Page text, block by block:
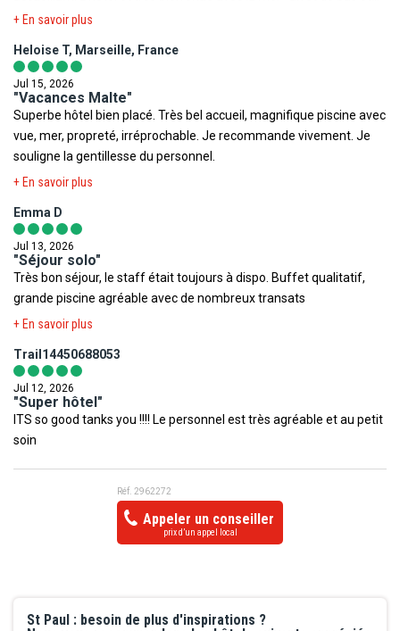
prochain séjour à Malte.
restaurants à côté . Nous vous recommandons cette hôtel à 100%
+ En savoir plus
Heloise T, Marseille, France
Jul 15, 2026
"Vacances Malte"
Superbe hôtel bien placé. Très bel accueil, magnifique piscine avec
vue, mer, propreté, irréprochable. Je recommande vivement. Je
souligne la gentillesse du personnel.
+ En savoir plus
Emma D
Jul 13, 2026
"Séjour solo"
Très bon séjour, le staff était toujours à dispo. Buffet qualitatif,
grande piscine agréable avec de nombreux transats
+ En savoir plus
Trail14450688053
Jul 12, 2026
"Super hôtel"
ITS so good tanks you !!!! Le personnel est très agréable et au petit
soin
Réf. 2962272
Appeler un conseiller
prix d’un appel local
St Paul : besoin de plus d'inspirations ?